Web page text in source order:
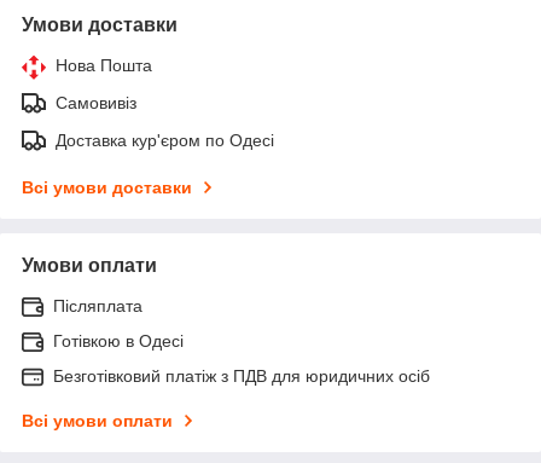
Умови доставки
Нова Пошта
Самовивіз
Доставка кур'єром по Одесі
Всі умови доставки
Умови оплати
Післяплата
Готівкою в Одесі
Безготівковий платіж з ПДВ для юридичних осіб
Всі умови оплати